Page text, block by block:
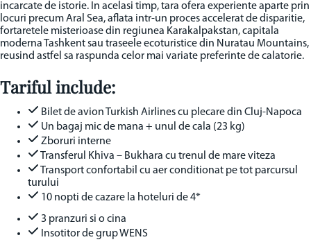
incarcate de istorie. In acelasi timp, tara ofera experiente aparte prin
locuri precum Aral Sea, aflata intr-un proces accelerat de disparitie,
fortaretele misterioase din regiunea Karakalpakstan, capitala
moderna Tashkent sau traseele ecoturistice din Nuratau Mountains,
reusind astfel sa raspunda celor mai variate preferinte de calatorie.
Tariful include:
Bilet de avion Turkish Airlines cu plecare din Cluj-Napoca
Un bagaj mic de mana + unul de cala (23 kg)
Zboruri interne
Transferul Khiva – Bukhara cu trenul de mare viteza
Transport confortabil cu aer conditionat pe tot parcursul
turului
10 nopti de cazare la hoteluri de 4*
3 pranzuri si o cina
Insotitor de grup WENS